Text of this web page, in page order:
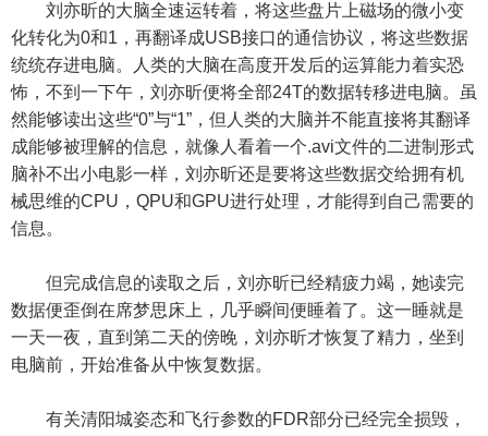
刘亦昕的大脑全速运转着，将这些盘片上磁场的微小变
化转化为0和1，再翻译成USB接口的通信协议，将这些数据
统统存进电脑。人类的大脑在高度开发后的运算能力着实恐
怖，不到一下午，刘亦昕便将全部24T的数据转移进电脑。虽
然能够读出这些“0”与“1”，但人类的大脑并不能直接将其翻译
成能够被理解的信息，就像人看着一个.avi文件的二进制形式
脑补不出小电影一样，刘亦昕还是要将这些数据交给拥有机
械思维的CPU，QPU和GPU进行处理，才能得到自己需要的
信息。
但完成信息的读取之后，刘亦昕已经精疲力竭，她读完
数据便歪倒在席梦思床上，几乎瞬间便睡着了。这一睡就是
一天一夜，直到第二天的傍晚，刘亦昕才恢复了精力，坐到
电脑前，开始准备从中恢复数据。
有关清阳城姿态和飞行参数的FDR部分已经完全损毁，